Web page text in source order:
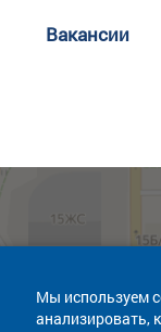
Вакансии
Мы используем
анализировать,